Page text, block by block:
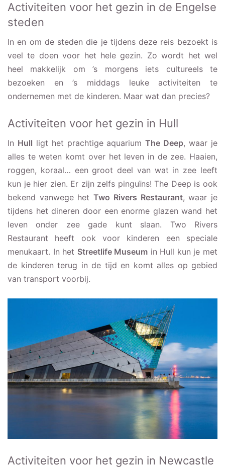
Activiteiten voor het gezin in de Engelse
steden
In en om de steden die je tijdens deze reis bezoekt is
veel te doen voor het hele gezin. Zo wordt het wel
heel makkelijk om ’s morgens iets cultureels te
bezoeken en ’s middags leuke activiteiten te
ondernemen met de kinderen. Maar wat dan precies?
Activiteiten voor het gezin in Hull
In Hull ligt het prachtige aquariumThe Deep, waar je
alles te weten komt over het leven in de zee. Haaien,
roggen, koraal… een groot deel van wat in zee leeft
kun je hier zien. Er zijn zelfs pinguïns! The Deep is ook
bekend vanwege hetTwo Rivers Restaurant, waar je
tijdens het dineren door een enorme glazen wand het
leven onder zee gade kunt slaan. Two Rivers
Restaurant heeft ook voor kinderen een speciale
menukaart. In het Streetlife Museum in Hull kun je met
de kinderen terug in de tijd en komt alles op gebied
van transport voorbij.
Activiteiten voor het gezin in Newcastle